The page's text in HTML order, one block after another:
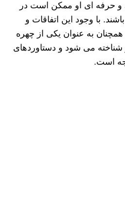
حرفه‌ ای او ممکن است در
با وجود این اتفاقات و
به‌ عنوان یکی از چهره‌
شناخته می‌ شود و دستاوردهای
است.